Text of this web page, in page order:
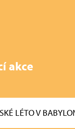
akce
LÉTO V